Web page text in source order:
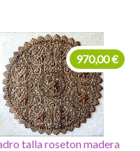
mandala puerta
275,00 €